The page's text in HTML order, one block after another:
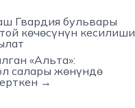
Гвардия бульвары
көчөсүнүн кесилиши
«Альта»:
салары жөнүндө
→